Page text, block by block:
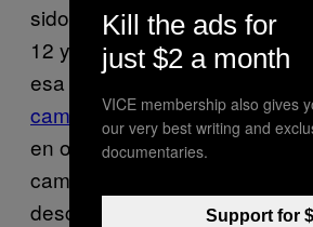
sido culpable de la
12 y los 15 años
esa versión de Lennon
camiseta con su rostro estilo
en onda bajo el cielo azul. El
camiseta la compré en una
descuento y probablemente
Kill the ads for
just $2 a month
VICE membership also gives
our very best writing and
documentaries.
Support for